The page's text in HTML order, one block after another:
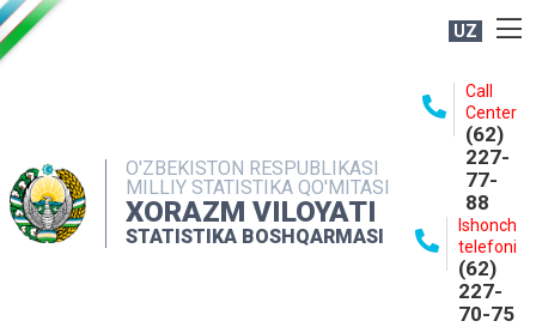
UZ
O'ZBEKISTON RESPUBLIKASI
MILLIY STATISTIKA QO'MITASI
XORAZM VILOYATI
STATISTIKA BOSHQARMASI
Call
Center
(62)
227-
77-
88
Ishonch
telefoni
(62)
227-
70-75
NASHRLAR
INTERAKTIV XIZMATLAR
MATBUOT XIZMATI